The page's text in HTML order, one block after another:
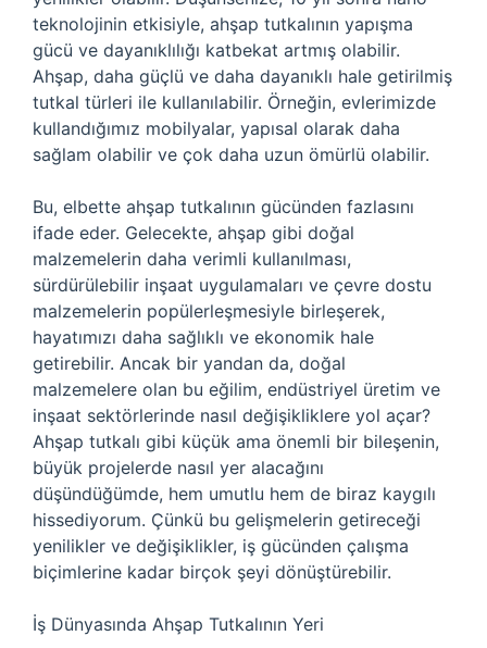
teknolojinin etkisiyle, ahşap tutkalının yapışma
gücü ve dayanıklılığı katbekat artmış olabilir.
Ahşap, daha güçlü ve daha dayanıklı hale getirilmiş
tutkal türleri ile kullanılabilir. Örneğin, evlerimizde
kullandığımız mobilyalar, yapısal olarak daha
sağlam olabilir ve çok daha uzun ömürlü olabilir.
Bu, elbette ahşap tutkalının gücünden fazlasını
ifade eder. Gelecekte, ahşap gibi doğal
malzemelerin daha verimli kullanılması,
sürdürülebilir inşaat uygulamaları ve çevre dostu
malzemelerin popülerleşmesiyle birleşerek,
hayatımızı daha sağlıklı ve ekonomik hale
getirebilir. Ancak bir yandan da, doğal
malzemelere olan bu eğilim, endüstriyel üretim ve
inşaat sektörlerinde nasıl değişikliklere yol açar?
Ahşap tutkalı gibi küçük ama önemli bir bileşenin,
büyük projelerde nasıl yer alacağını
düşündüğümde, hem umutlu hem de biraz kaygılı
hissediyorum. Çünkü bu gelişmelerin getireceği
yenilikler ve değişiklikler, iş gücünden çalışma
biçimlerine kadar birçok şeyi dönüştürebilir.
İş Dünyasında Ahşap Tutkalının Yeri